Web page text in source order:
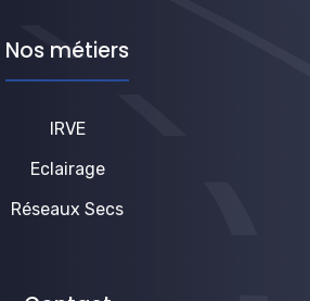
Nos métiers
IRVE
Eclairage
Réseaux Secs